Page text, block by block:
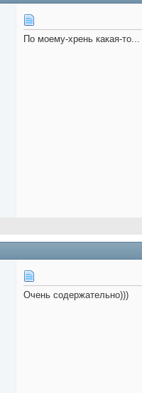
По моему-хрень какая-то...
Очень содержательно)))